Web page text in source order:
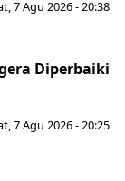
7 Agu 2026 - 20:38
Diperbaiki
7 Agu 2026 - 20:25